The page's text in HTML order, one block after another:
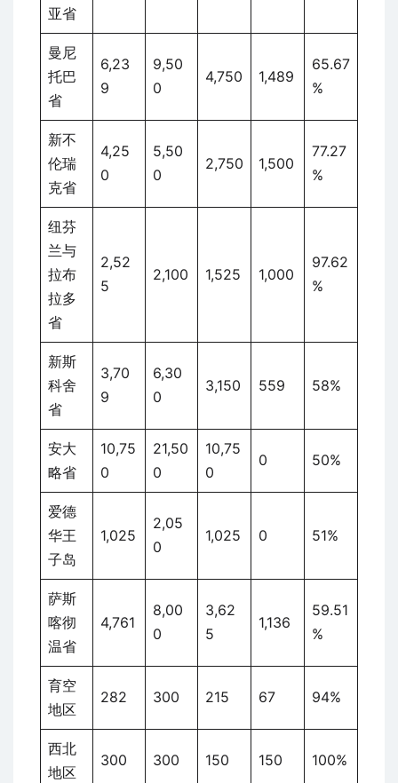
亚省
曼尼
托巴
省
6,23
9
9,50
0
4,750 1,489
65.67
%
新不
伦瑞
克省
4,25
0
5,50
0
2,750 1,500
77.27
%
纽芬
兰与
拉布
拉多
省
2,52
5
2,100 1,525 1,000
97.62
%
新斯
科舍
省
3,70
9
6,30
0
3,150 559 58%
安大
略省
10,75
0
21,50
0
10,75
0
0 50%
爱德
华王
子岛
1,025
2,05
0
1,025 0 51%
萨斯
喀彻
温省
4,761
8,00
0
3,62
5
1,136
59.51
%
育空
地区
282 300 215 67 94%
西北
地区
300 300 150 150 100%